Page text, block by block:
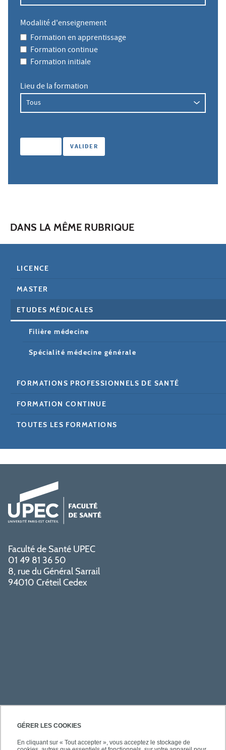
GÉRER LES COOKIES
En cliquant sur « Tout accepter », vous acceptez le stockage de
Modalité d'enseignement
Formation en apprentissage
Formation continue
Formation initiale
Lieu de la formation
DANS LA MÊME RUBRIQUE
LICENCE
MASTER
ETUDES MÉDICALES
Filière médecine
Spécialité médecine générale
FORMATIONS PROFESSIONNELS DE SANTÉ
FORMATION CONTINUE
TOUTES LES FORMATIONS
Faculté de Santé UPEC
01 49 81 36 50
8, rue du Général Sarrail
94010 Créteil Cedex
PRATIQUE